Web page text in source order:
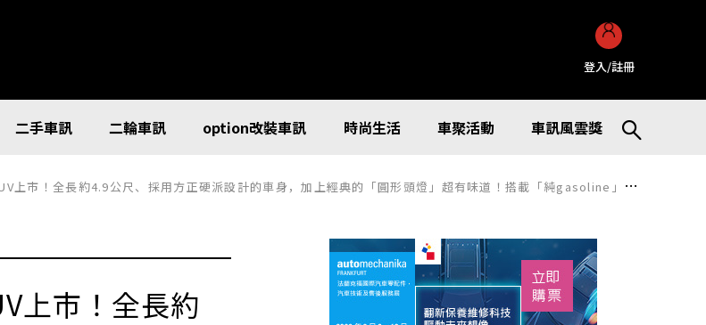
登入/註冊
二手車訊 二輪車訊 option改裝車訊 時尚生活 車聚活動 車訊風雲獎
方正硬派設計的車身，加上經典的「圓形頭燈」超有味道！搭載「純gasoline」動力，面對惡路也能輕鬆應對！安全配備與舒適性全面升級的「Land Cruiser 250 VX」到底是什麼樣的一台車呢？
上市！全長約